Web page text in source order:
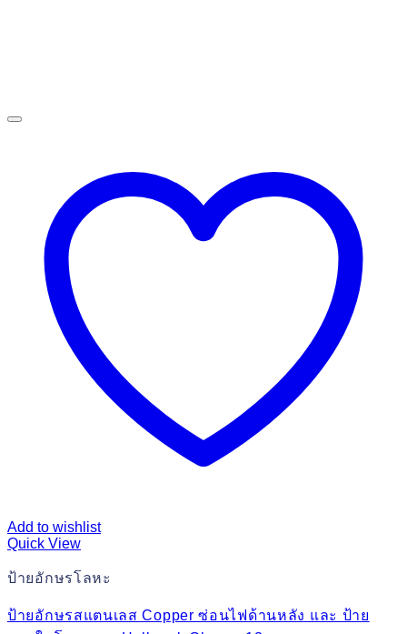
Add to wishlist
Quick View
ป้ายอักษรโลหะ
ป้ายอักษรสแตนเลส Copper ซ่อนไฟด้านหลัง และ ป้าย